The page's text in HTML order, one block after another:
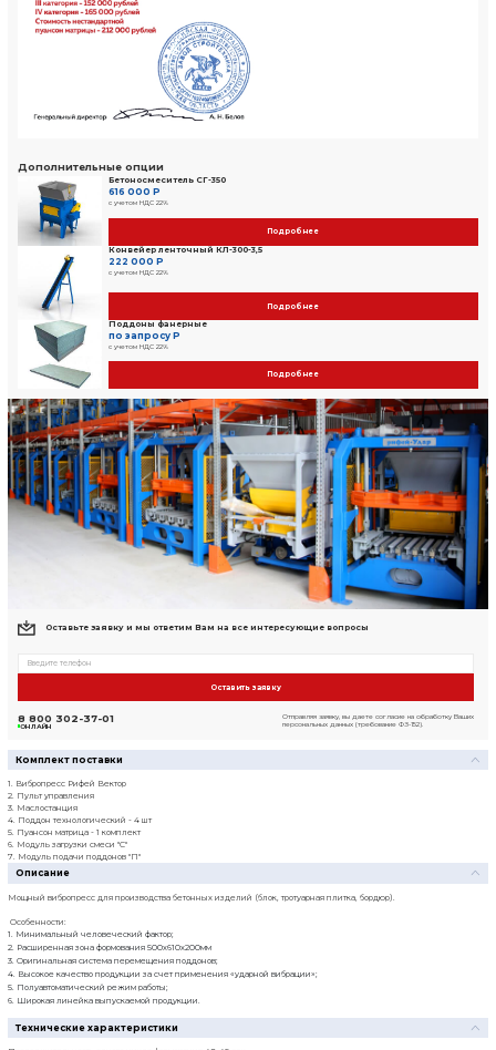
Отправляя заявку, вы даете согласие на обработку Ваших
Технические характеристики
Зона формируемых изделий:610 х 500
Высота формируемых изделий:30…200
Размеры поддона для формования:
Установленная мощность:13,8 кВт
Масса:2 650 кг
Режим работы:полуавтоматический
Информация о предоплате:Предоплата 100%
Пуансон матрицы
Посмотреть прайс